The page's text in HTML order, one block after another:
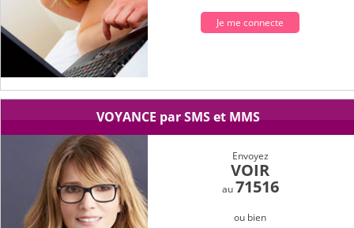
Je me connecte
VOYANCE par SMS et MMS
Envoyez
VOIR
au71516
ou bien